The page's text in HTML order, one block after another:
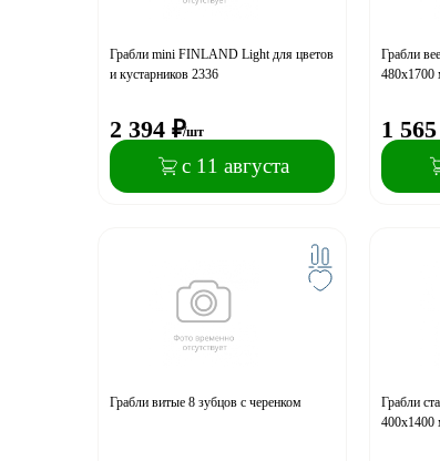
Грабли mini FINLAND Light для цветов
и кустарников 2336
2 394 ₽/шт
с 11 августа
Грабли
480х1700
1 565
Грабли витые 8 зубцов с черенком
Грабли
400х1400